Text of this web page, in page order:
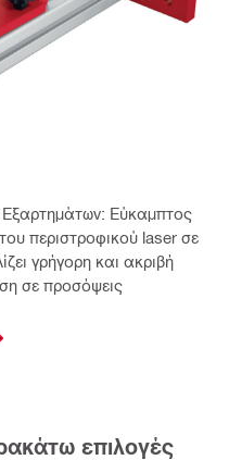
Εύκαμπτος
περιστροφικού laser σε
γρήγορη και ακριβή
σε προσόψεις
επιλογές